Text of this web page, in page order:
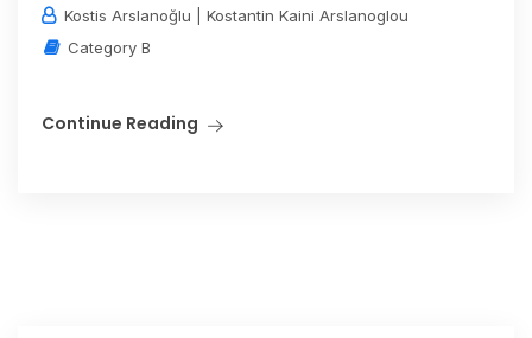
Kostis Arslanoğlu | Kostantin Kaini Arslanoglou
Category B
Continue Reading